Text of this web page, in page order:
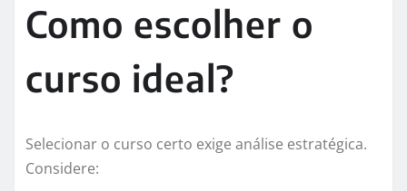
Como escolher o
curso ideal?
Selecionar o curso certo exige análise estratégica.
Considere: